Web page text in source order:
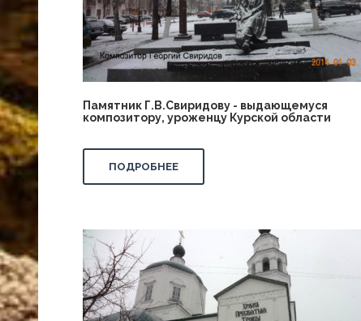
Памятник Г.В.Свиридову - выдающемуся
композитору, уроженцу Курской области
ПОДРОБНЕЕ